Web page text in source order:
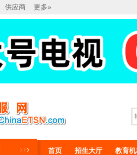
供应商 更多»
首页 招生大厅 教育